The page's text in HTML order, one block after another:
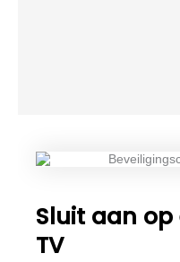
Sluit aan
TV